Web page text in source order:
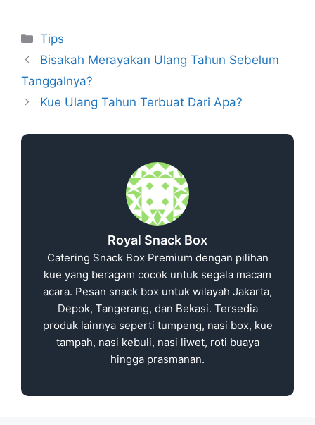
Tips
Bisakah Merayakan Ulang Tahun Sebelum
Tanggalnya?
Kue Ulang Tahun Terbuat Dari Apa?
Royal Snack Box
Catering Snack Box Premium dengan pilihan
kue yang beragam cocok untuk segala macam
acara. Pesan snack box untuk wilayah Jakarta,
Depok, Tangerang, dan Bekasi. Tersedia
produk lainnya seperti tumpeng, nasi box, kue
tampah, nasi kebuli, nasi liwet, roti buaya
hingga prasmanan.